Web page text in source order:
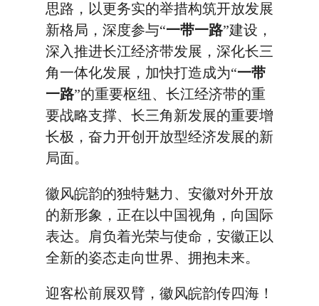
思路，以更务实的举措构筑开放发展
新格局，深度参与“一带一路”建设，
深入推进长江经济带发展，深化长三
角一体化发展，加快打造成为“一带
一路”的重要枢纽、长江经济带的重
要战略支撑、长三角新发展的重要增
长极，奋力开创开放型经济发展的新
局面。
徽风皖韵的独特魅力、安徽对外开放
的新形象，正在以中国视角，向国际
表达。肩负着光荣与使命，安徽正以
全新的姿态走向世界、拥抱未来。
迎客松前展双臂，徽风皖韵传四海！